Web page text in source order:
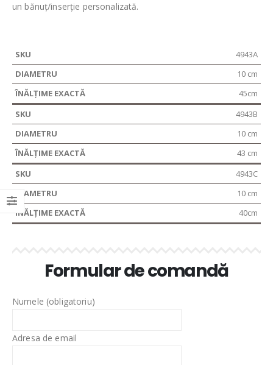
un bănuț/inserție personalizată.
4943A
10 cm
45cm
4943B
10 cm
43 cm
4943C
10 cm
40cm
Formular de comandă
Numele (obligatoriu)
Adresa de email